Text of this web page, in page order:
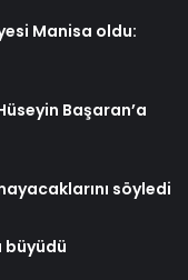
Manisa oldu:
Başaran’a
söyledi
büyüdü